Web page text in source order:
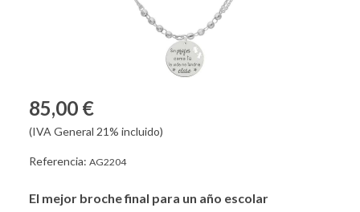
85,00 €
(IVA General 21% incluido)
Referencia: AG2204
El mejor broche final para un año escolar